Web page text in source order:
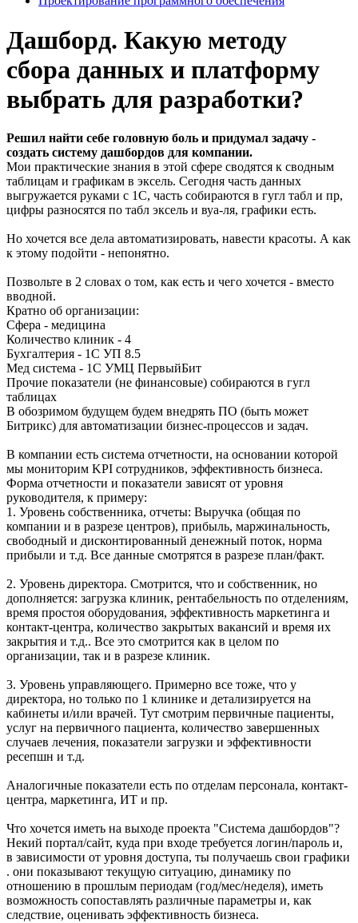
Дашборд. Какую методу
сбора данных и платформу
выбрать для разработки?
Решил найти себе головную боль и придумал задачу -
создать систему дашбордов для компании.
Мои практические знания в этой сфере сводятся к сводным
таблицам и графикам в эксель. Сегодня часть данных
выгружается руками с 1С, часть собираются в гугл табл и пр,
цифры разносятся по табл эксель и вуа-ля, графики есть.
Но хочется все дела автоматизировать, навести красоты. А как
к этому подойти - непонятно.
Позвольте в 2 словах о том, как есть и чего хочется - вместо
вводной.
Кратно об организации:
Сфера - медицина
Количество клиник - 4
Бухгалтерия - 1С УП 8.5
Мед система - 1С УМЦ ПервыйБит
Прочие показатели (не финансовые) собираются в гугл
таблицах
В обозримом будущем будем внедрять ПО (быть может
Битрикс) для автоматизации бизнес-процессов и задач.
В компании есть система отчетности, на основании которой
мы мониторим KPI сотрудников, эффективность бизнеса.
Форма отчетности и показатели зависят от уровня
руководителя, к примеру:
1. Уровень собственника, отчеты: Выручка (общая по
компании и в разрезе центров), прибыль, маржинальность,
свободный и дисконтированный денежный поток, норма
прибыли и т.д. Все данные смотрятся в разрезе план/факт.
2. Уровень директора. Смотрится, что и собственник, но
дополняется: загрузка клиник, рентабельность по отделениям,
время простоя оборудования, эффективность маркетинга и
контакт-центра, количество закрытых вакансий и время их
закрытия и т.д.. Все это смотрится как в целом по
организации, так и в разрезе клиник.
3. Уровень управляющего. Примерно все тоже, что у
директора, но только по 1 клинике и детализируется на
кабинеты и/или врачей. Тут смотрим первичные пациенты,
услуг на первичного пациента, количество завершенных
случаев лечения, показатели загрузки и эффективности
ресепшн и т.д.
Аналогичные показатели есть по отделам персонала, контакт-
центра, маркетинга, ИТ и пр.
Что хочется иметь на выходе проекта "Система дашбордов"?
Некий портал/сайт, куда при входе требуется логин/пароль и,
в зависимости от уровня доступа, ты получаешь свои графики
. они показывают текущую ситуацию, динамику по
отношению в прошлым периодам (год/мес/неделя), иметь
возможность сопоставлять различные параметры и, как
следствие, оценивать эффективность бизнеса.